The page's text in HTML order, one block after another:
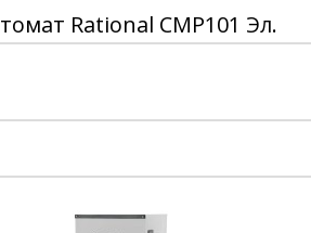
Rational CMP101 Эл.